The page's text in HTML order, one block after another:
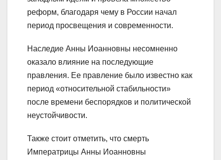
реформ, благодаря чему в России начал
период просвещения и современности.
Наследие Анны Иоанновны несомненно
оказало влияние на последующие
правления. Ее правление было известно как
период «относительной стабильности»
после времени беспорядков и политической
неустойчивости.
Также стоит отметить, что смерть
Императрицы Анны Иоанновны